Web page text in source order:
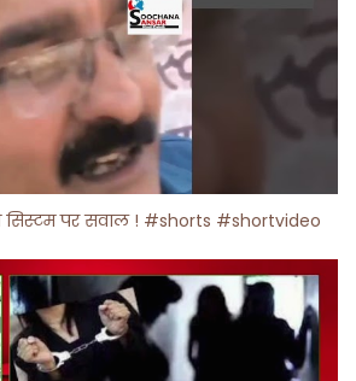
सिस्टम पर सवाल ! #shorts #shortvideo